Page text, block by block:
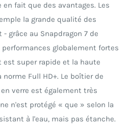
en fait que des avantages. Les
la grande qualité des
grâce au Snapdragon 7 de
globalement fortes
est super rapide et la haute
Full HD+. Le boîtier de
verre est également très
n'est protégé « que » selon la
à l'eau, mais pas étanche.